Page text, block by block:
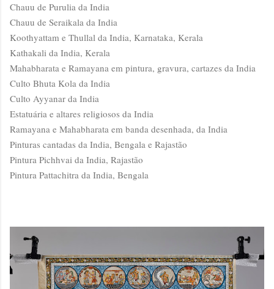
Chauu de Purulia da India
Chauu de Seraikala da India
Koothyattam e Thullal da India, Karnataka, Kerala
Kathakali da India, Kerala
Mahabharata e Ramayana em pintura, gravura, cartazes da India
Culto Bhuta Kola da India
Culto Ayyanar da India
Estatuária e altares religiosos da India
Ramayana e Mahabharata em banda desenhada, da India
Pinturas cantadas da India, Bengala e Rajastão
Pintura Pichhvai da India, Rajastão
Pintura Pattachitra da India, Bengala